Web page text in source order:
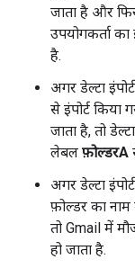
जाता है और फिर
उपयोगकर्ता का
है.
अगर डेल्टा
से इंपोर्ट किया
जाता है, तो
लेबल फ़ोल्डरA
अगर डेल्टा
फ़ोल्डर का
तो Gmail में
हो जाता है.